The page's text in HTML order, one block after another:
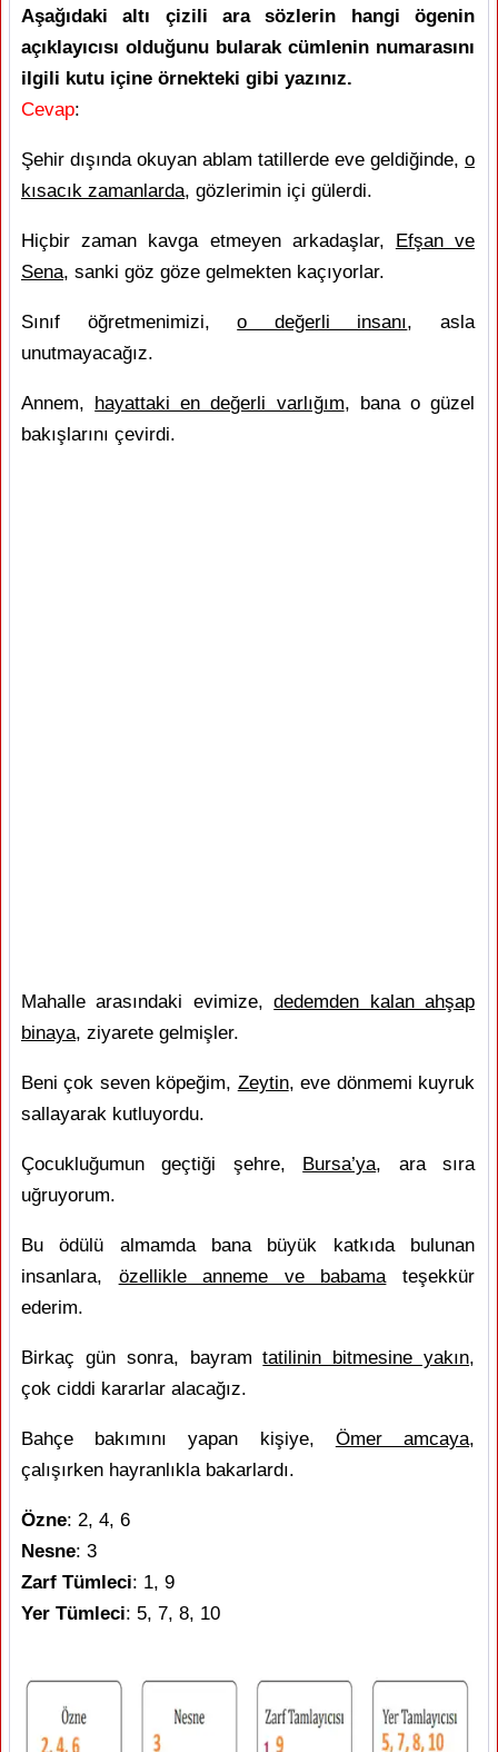
Aşağıdaki altı çizili ara sözlerin hangi ögenin
açıklayıcısı olduğunu bularak cümlenin numarasını
ilgili kutu içine örnekteki gibi yazınız.
Cevap:
Şehir dışında okuyan ablam tatillerde eve geldiğinde, o
kısacık zamanlarda, gözlerimin içi gülerdi.
Hiçbir zaman kavga etmeyen arkadaşlar, Efşan ve
Sena, sanki göz göze gelmekten kaçıyorlar.
Sınıf öğretmenimizi,o değerli insanı, asla
unutmayacağız.
Annem, hayattaki en değerli varlığım, bana o güzel
bakışlarını çevirdi.
Mahalle arasındaki evimize,dedemden kalan ahşap
binaya, ziyarete gelmişler.
Beni çok seven köpeğim, Zeytin, eve dönmemi kuyruk
sallayarak kutluyordu.
Çocukluğumun geçtiği şehre, Bursa’ya, ara sıra
uğruyorum.
Bu ödülü almamda bana büyük katkıda bulunan
insanlara, özellikle anneme ve babamateşekkür
ederim.
Birkaç gün sonra, bayramtatilinin bitmesine yakın,
çok ciddi kararlar alacağız.
Bahçe bakımını yapan kişiye, Ömer amcaya,
çalışırken hayranlıkla bakarlardı.
Özne: 2, 4, 6
Nesne: 3
Zarf Tümleci: 1, 9
Yer Tümleci: 5, 7, 8, 10